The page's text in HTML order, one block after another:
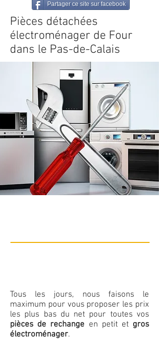
Partager ce site sur facebook
Pièces détachées
électroménager de Four
dans le Pas-de-Calais
Tous les jours, nous faisons le
maximum pour vous proposer les prix
les plus bas du net pour toutes vos
pièces de rechange en petit et gros
électroménager.